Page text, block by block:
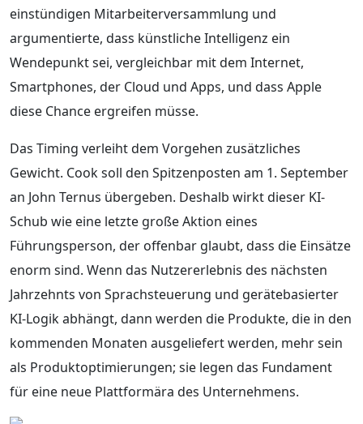
einstündigen Mitarbeiterversammlung und
argumentierte, dass künstliche Intelligenz ein
Wendepunkt sei, vergleichbar mit dem Internet,
Smartphones, der Cloud und Apps, und dass Apple
diese Chance ergreifen müsse.
Das Timing verleiht dem Vorgehen zusätzliches
Gewicht. Cook soll den Spitzenposten am 1. September
an John Ternus übergeben. Deshalb wirkt dieser KI-
Schub wie eine letzte große Aktion eines
Führungsperson, der offenbar glaubt, dass die Einsätze
enorm sind. Wenn das Nutzererlebnis des nächsten
Jahrzehnts von Sprachsteuerung und gerätebasierter
KI-Logik abhängt, dann werden die Produkte, die in den
kommenden Monaten ausgeliefert werden, mehr sein
als Produktoptimierungen; sie legen das Fundament
für eine neue Plattformära des Unternehmens.